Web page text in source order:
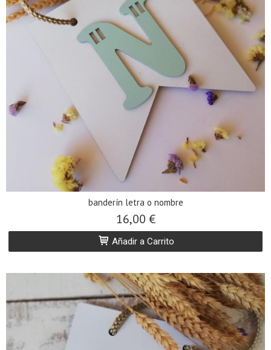
banderín letra o nombre
16,00 €
Añadir a Carrito